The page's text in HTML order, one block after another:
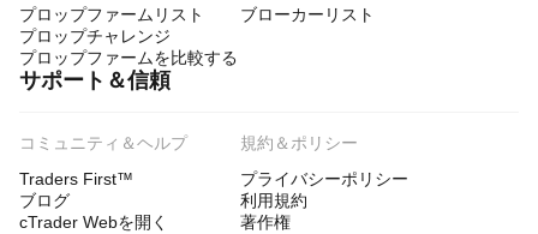
プロップファームリスト
プロップチャレンジ
プロップファームを比較する
ブローカーリスト
サポート＆信頼
コミュニティ＆ヘルプ
Traders First™
ブログ
cTrader Webを開く
規約＆ポリシー
プライバシーポリシー
利用規約
著作権